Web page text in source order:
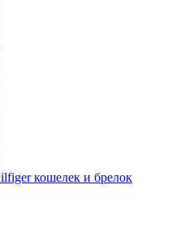
кошелек и брелок